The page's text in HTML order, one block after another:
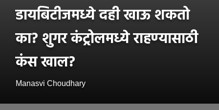
डायबिटीजमध्ये दही खाऊ शकतो
का? शुगर कंट्रोलमध्ये राहण्यासाठी
कंस खाल?
Manasvi Choudhary